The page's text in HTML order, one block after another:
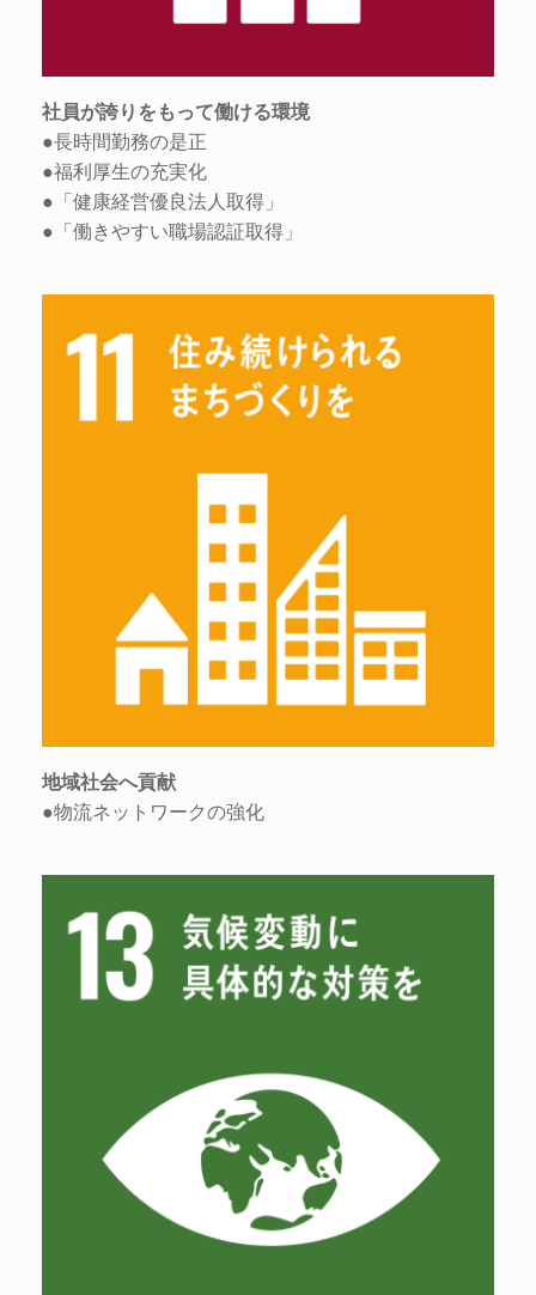
社員が誇りをもって働ける環境
●長時間勤務の是正
●福利厚生の充実化
●「健康経営優良法人取得」
●「働きやすい職場認証取得」
地域社会へ貢献
●物流ネットワークの強化